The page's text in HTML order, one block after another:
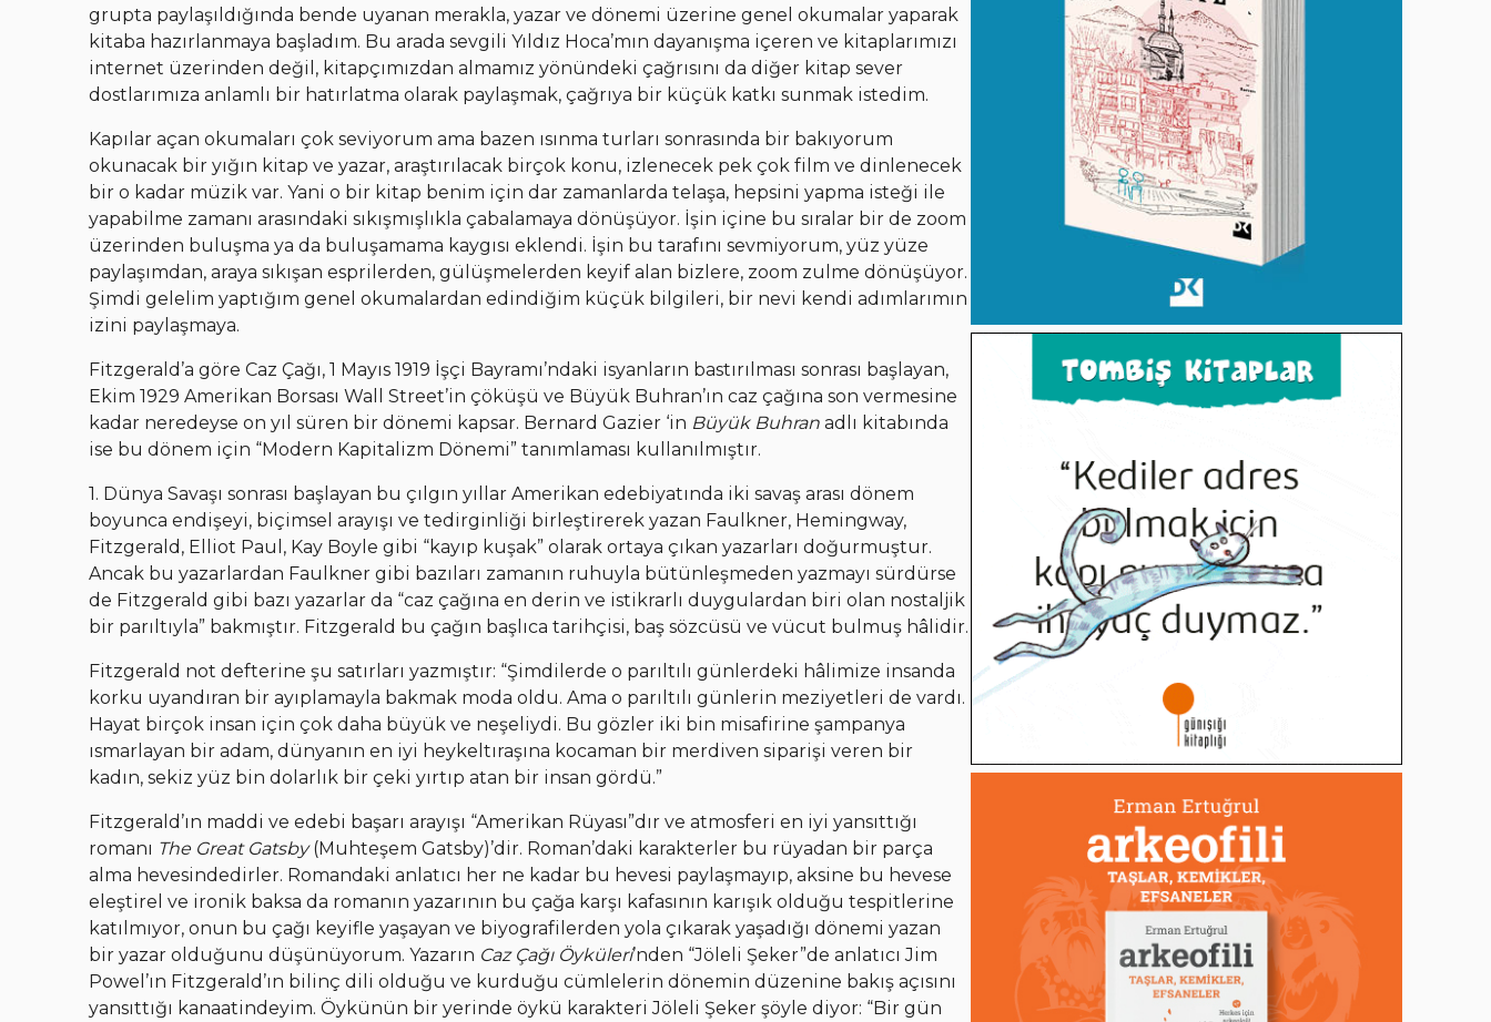
grupta paylaşıldığında bende uyanan merakla, yazar ve dönemi üzerine genel okumalar yaparak
kitaba hazırlanmaya başladım. Bu arada sevgili Yıldız Hoca’mın dayanışma içeren ve kitaplarımızı
internet üzerinden değil, kitapçımızdan almamız yönündeki çağrısını da diğer kitap sever
dostlarımıza anlamlı bir hatırlatma olarak paylaşmak, çağrıya bir küçük katkı sunmak istedim.
Kapılar açan okumaları çok seviyorum ama bazen ısınma turları sonrasında bir bakıyorum
okunacak bir yığın kitap ve yazar, araştırılacak birçok konu, izlenecek pek çok film ve dinlenecek
bir o kadar müzik var. Yani o bir kitap benim için dar zamanlarda telaşa, hepsini yapma isteği ile
yapabilme zamanı arasındaki sıkışmışlıkla çabalamaya dönüşüyor. İşin içine bu sıralar bir de zoom
üzerinden buluşma ya da buluşamama kaygısı eklendi. İşin bu tarafını sevmiyorum, yüz yüze
paylaşımdan, araya sıkışan esprilerden, gülüşmelerden keyif alan bizlere, zoom zulme dönüşüyor.
Şimdi gelelim yaptığım genel okumalardan edindiğim küçük bilgileri, bir nevi kendi adımlarımın
izini paylaşmaya.
Fitzgerald’a göre Caz Çağı, 1 Mayıs 1919 İşçi Bayramı’ndaki isyanların bastırılması sonrası başlayan,
Ekim 1929 Amerikan Borsası Wall Street’in çöküşü ve Büyük Buhran’ın caz çağına son vermesine
kadar neredeyse on yıl süren bir dönemi kapsar. Bernard Gazier ‘in Büyük Buhran adlı kitabında
ise bu dönem için “Modern Kapitalizm Dönemi” tanımlaması kullanılmıştır.
1. Dünya Savaşı sonrası başlayan bu çılgın yıllar Amerikan edebiyatında iki savaş arası dönem
boyunca endişeyi, biçimsel arayışı ve tedirginliği birleştirerek yazan Faulkner, Hemingway,
Fitzgerald, Elliot Paul, Kay Boyle gibi “kayıp kuşak” olarak ortaya çıkan yazarları doğurmuştur.
Ancak bu yazarlardan Faulkner gibi bazıları zamanın ruhuyla bütünleşmeden yazmayı sürdürse
de Fitzgerald gibi bazı yazarlar da “caz çağına en derin ve istikrarlı duygulardan biri olan nostaljik
bir parıltıyla” bakmıştır. Fitzgerald bu çağın başlıca tarihçisi, baş sözcüsü ve vücut bulmuş hâlidir.
Fitzgerald not defterine şu satırları yazmıştır: “Şimdilerde o parıltılı günlerdeki hâlimize insanda
korku uyandıran bir ayıplamayla bakmak moda oldu. Ama o parıltılı günlerin meziyetleri de vardı.
Hayat birçok insan için çok daha büyük ve neşeliydi. Bu gözler iki bin misafirine şampanya
ısmarlayan bir adam, dünyanın en iyi heykeltıraşına kocaman bir merdiven siparişi veren bir
kadın, sekiz yüz bin dolarlık bir çeki yırtıp atan bir insan gördü.”
Fitzgerald’ın maddi ve edebi başarı arayışı “Amerikan Rüyası”dır ve atmosferi en iyi yansıttığı
romanı The Great Gatsby(Muhteşem Gatsby)’dir. Roman’daki karakterler bu rüyadan bir parça
alma hevesindedirler. Romandaki anlatıcı her ne kadar bu hevesi paylaşmayıp, aksine bu hevese
eleştirel ve ironik baksa da romanın yazarının bu çağa karşı kafasının karışık olduğu tespitlerine
katılmıyor, onun bu çağı keyifle yaşayan ve biyografilerden yola çıkarak yaşadığı dönemi yazan
bir yazar olduğunu düşünüyorum. Yazarın Caz Çağı Öyküleri’nden “Jöleli Şeker”de anlatıcı Jim
Powel’ın Fitzgerald’ın bilinç dili olduğu ve kurduğu cümlelerin dönemin düzenine bakış açısını
yansıttığı kanaatindeyim. Öykünün bir yerinde öykü karakteri Jöleli Şeker şöyle diyor: “Bir gün